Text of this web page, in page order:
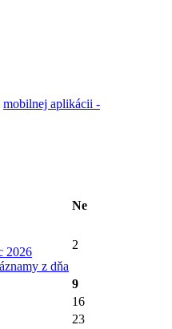
mobilnej aplikácii -
Ne
2026
z dňa
2
9
16
23